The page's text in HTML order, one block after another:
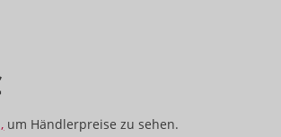
um Händlerpreise zu sehen.